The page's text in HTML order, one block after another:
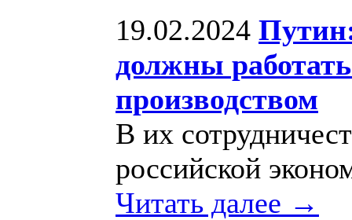
19.02.2024
должны
производством
В их
российской
Читать далее →